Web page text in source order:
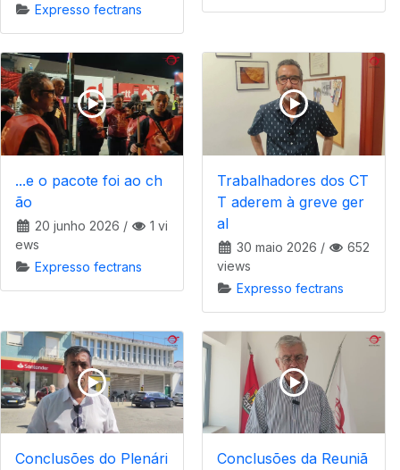
Expresso fectrans
...e o pacote foi ao ch
ão
20 junho 2026 /
1 vi
ews
Expresso fectrans
Trabalhadores dos CT
T aderem à greve ger
al
30 maio 2026 /
652
views
Expresso fectrans
Conclusões do Plenári
Conclusões da Reuniã